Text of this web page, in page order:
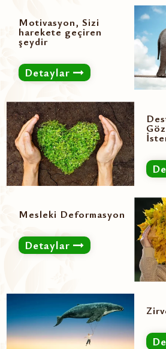
Motivasyon, Sizi
harekete geçiren
şeydir
Detaylar
Mesleki Deformasyon
Detaylar